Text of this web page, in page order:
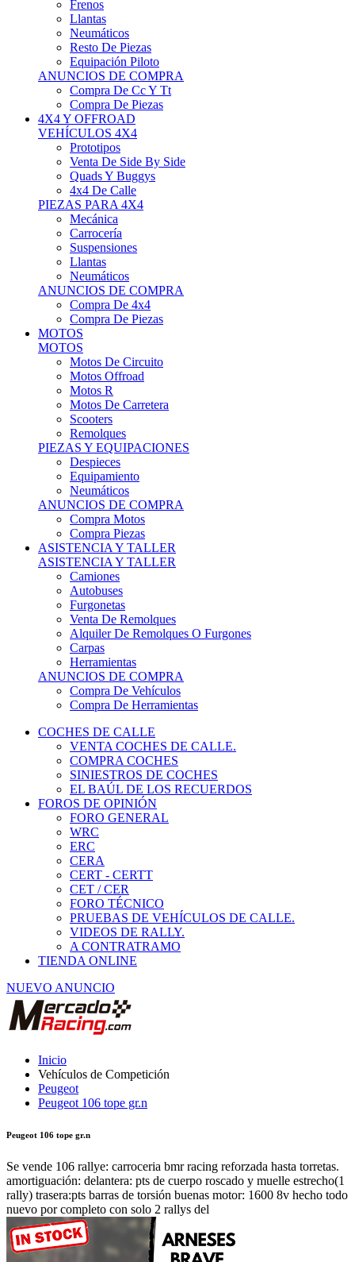
Neumáticos
Resto De Piezas
Equipación Piloto
ANUNCIOS DE COMPRA
Compra De Cc Y Tt
Compra De Piezas
4X4 Y OFFROAD
VEHÍCULOS 4X4
Prototipos
Venta De Side By Side
Quads Y Buggys
4x4 De Calle
PIEZAS PARA 4X4
Mecánica
Carrocería
Suspensiones
Llantas
Neumáticos
ANUNCIOS DE COMPRA
Compra De 4x4
Compra De Piezas
MOTOS
MOTOS
Motos De Circuito
Motos Offroad
Motos R
Motos De Carretera
Scooters
Remolques
PIEZAS Y EQUIPACIONES
Despieces
Equipamiento
Neumáticos
ANUNCIOS DE COMPRA
Compra Motos
Compra Piezas
ASISTENCIA Y TALLER
ASISTENCIA Y TALLER
Camiones
Autobuses
Furgonetas
Venta De Remolques
Alquiler De Remolques O Furgones
Carpas
Herramientas
ANUNCIOS DE COMPRA
Compra De Vehículos
Compra De Herramientas
COCHES DE CALLE
VENTA COCHES DE CALLE.
COMPRA COCHES
SINIESTROS DE COCHES
EL BAÚL DE LOS RECUERDOS
FOROS DE OPINIÓN
FORO GENERAL
WRC
ERC
CERA
CERT - CERTT
CET / CER
FORO TÉCNICO
PRUEBAS DE VEHÍCULOS DE CALLE.
VIDEOS DE RALLY.
A CONTRATRAMO
TIENDA ONLINE
NUEVO ANUNCIO
Vehículos de Competición
Peugeot
Peugeot 106 tope gr.n
amortiguación: delantera: pts de cuerpo roscado y muelle estrecho(1
rally) trasera:pts barras de torsión buenas motor: 1600 8v hecho todo
nuevo por completo con solo 2 rallys del